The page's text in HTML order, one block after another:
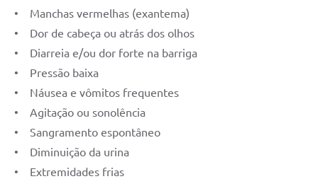
• Manchas vermelhas (exantema)
• Dor de cabeça ou atrás dos olhos
• Diarreia e/ou dor forte na barriga
• Pressão baixa
• Náusea e vômitos frequentes
• Agitação ou sonolência
• Sangramento espontâneo
• Diminuição da urina
• Extremidades frias